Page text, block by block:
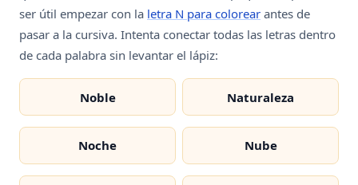
ser útil empezar con la letra N para colorear antes de
pasar a la cursiva. Intenta conectar todas las letras dentro
de cada palabra sin levantar el lápiz:
Noble Naturaleza
Noche Nube